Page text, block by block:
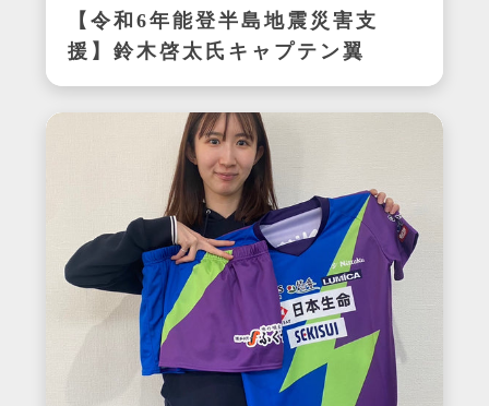
【令和6年能登半島地震災害支
援】鈴木啓太氏キャプテン翼
CUP かつしか2024エキシビ
ジョンマッチ着用サイン入り
明和ユニフォーム